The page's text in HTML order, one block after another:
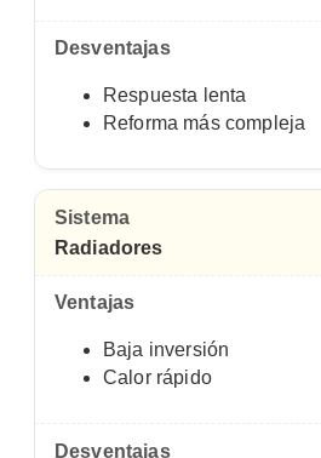
Respuesta lenta
Reforma más compleja
Radiadores
Baja inversión
Calor rápido